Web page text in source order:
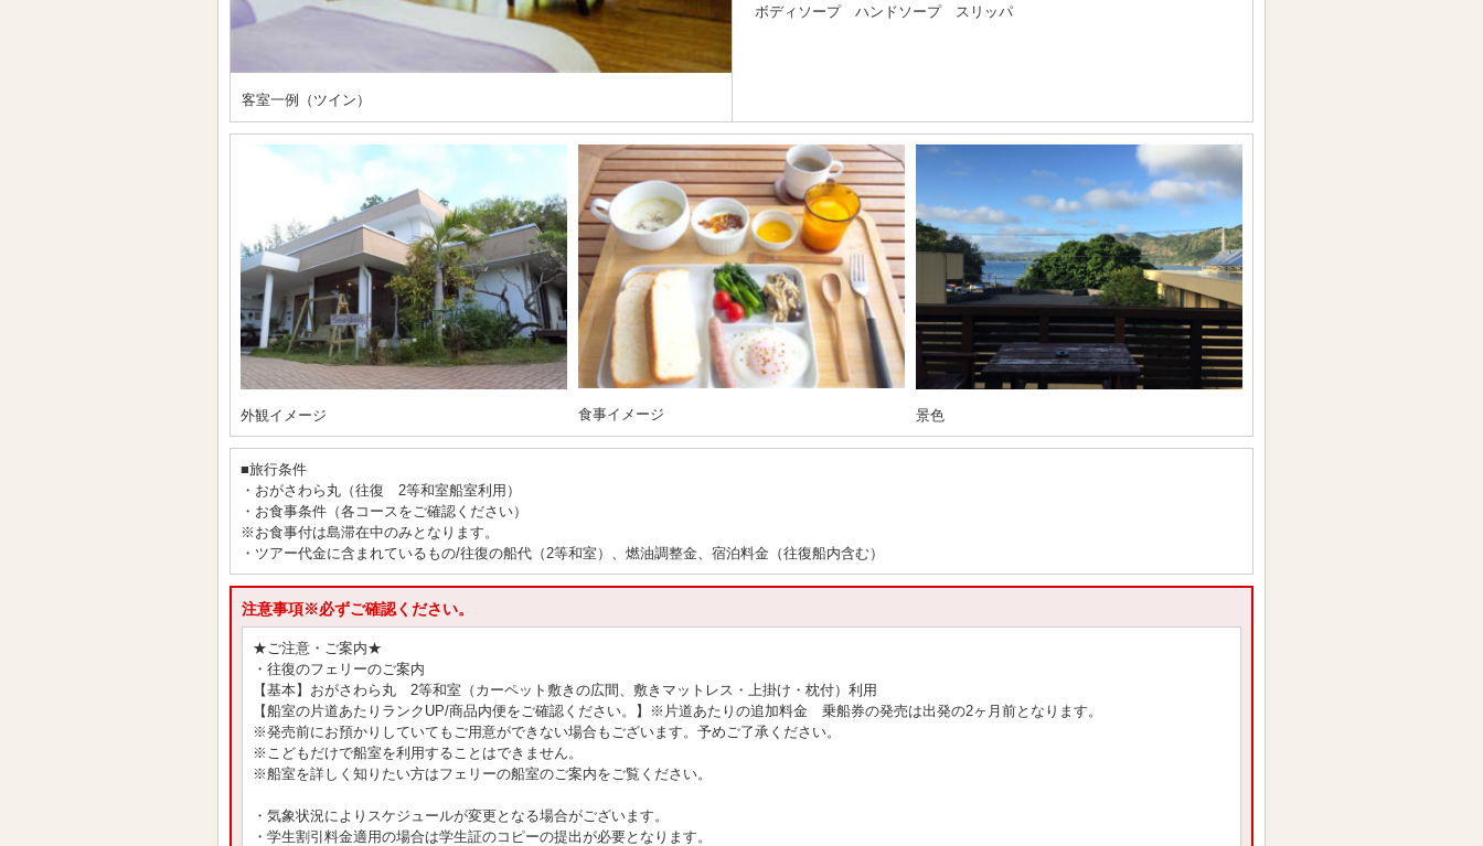
客室一例（ツイン）
ボディソープ ハンドソープ スリッパ
外観イメージ 食事イメージ 景色
■旅行条件
・おがさわら丸（往復 2等和室船室利用）
・お食事条件（各コースをご確認ください）
※お食事付は島滞在中のみとなります。
・ツアー代金に含まれているもの/往復の船代（2等和室）、燃油調整金、宿泊料金（往復船内含む）
注意事項※必ずご確認ください。
★ご注意・ご案内★
・往復のフェリーのご案内
【基本】おがさわら丸 2等和室（カーペット敷きの広間、敷きマットレス・上掛け・枕付）利用
【船室の片道あたりランクUP/商品内便をご確認ください。】※片道あたりの追加料金 乗船券の発売は出発の2ヶ月前となります。
※発売前にお預かりしていてもご用意ができない場合もございます。予めご了承ください。
※こどもだけで船室を利用することはできません。
※船室を詳しく知りたい方はフェリーの船室のご案内をご覧ください。
・気象状況によりスケジュールが変更となる場合がございます。
・学生割引料金適用の場合は学生証のコピーの提出が必要となります。